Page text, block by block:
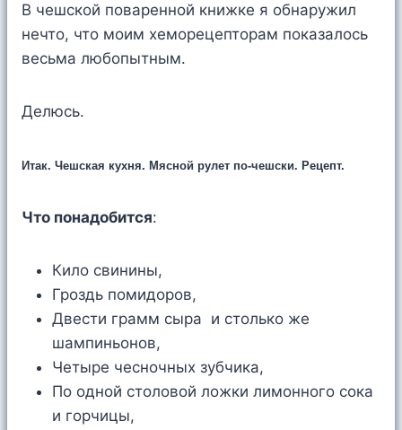
В чешской поваренной книжке я обнаружил
нечто, что моим хеморецепторам показалось
весьма любопытным.
Делюсь.
Итак. Чешская кухня. Мясной рулет по-чешски. Рецепт.
Что понадобится:
Кило свинины,
Гроздь помидоров,
Двести грамм сыра и столько же
шампиньонов,
Четыре чесночных зубчика,
По одной столовой ложки лимонного сока
и горчицы,